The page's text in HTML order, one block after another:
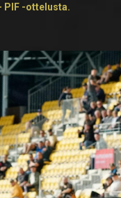
PIF -ottelusta.